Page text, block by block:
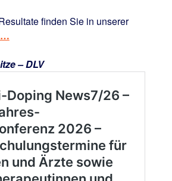
finden Sie in unserer
– DLV